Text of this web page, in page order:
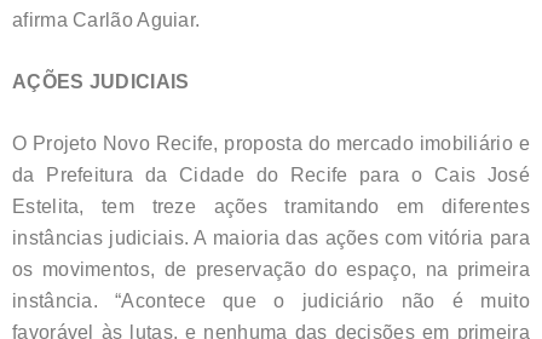
afirma Carlão Aguiar.
AÇÕES JUDICIAIS
O Projeto Novo Recife, proposta do mercado imobiliário e
da Prefeitura da Cidade do Recife para o Cais José
Estelita, tem treze ações tramitando em diferentes
instâncias judiciais. A maioria das ações com vitória para
os movimentos, de preservação do espaço, na primeira
instância. “Acontece que o judiciário não é muito
favorável às lutas, e nenhuma das decisões em primeira